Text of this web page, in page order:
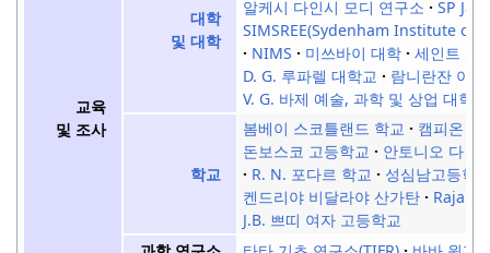
교육
및 조사
대학
및 대학
알케시 다인시 모디 연구소
SP
SIMSREE(Sydenham Institute
NIMS
미쓰바이 대학
세인트 자
D. G. 루파렐 대학교
람니란잔 아
V. G. 바제 예술, 과학 및 상업 대학
학교
봄베이 스코틀랜드 학교
캠피온 스
돈보스코 고등학교
안토니오 다 실
R. N. 포다르 학교
성심남고등학
켄드리야 비달라야 산가탄
Raja
J.B. 쁘띠 여자 고등학교